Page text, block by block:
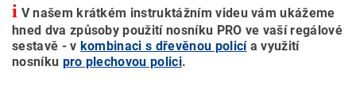
i V našem krátkém instruktážním videu vám ukážeme
hned dva způsoby použití nosníku PRO ve vaší regálové
sestavě - v kombinaci s dřevěnou policía využití
nosníku pro plechovou polici.